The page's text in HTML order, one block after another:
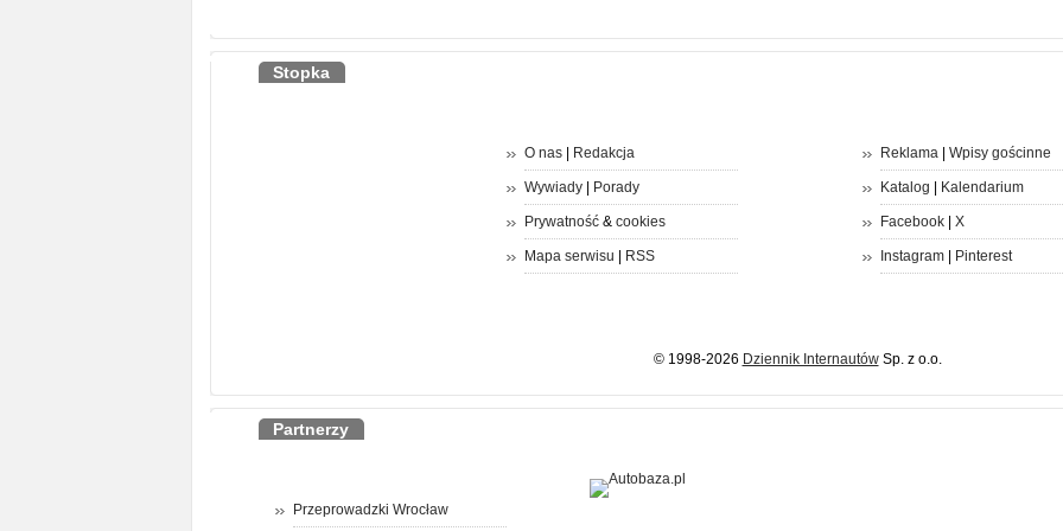
Stopka
O nas| Redakcja
Wywiady| Porady
Prywatność& cookies
Mapa serwisu RSS
Reklama| Wpisy gościnne
Katalog Kalendarium
Facebook| X
Instagram| Pinterest
© 1998-2026 Dziennik InternautówSp. z o.o.
Partnerzy
Przeprowadzki Wrocław